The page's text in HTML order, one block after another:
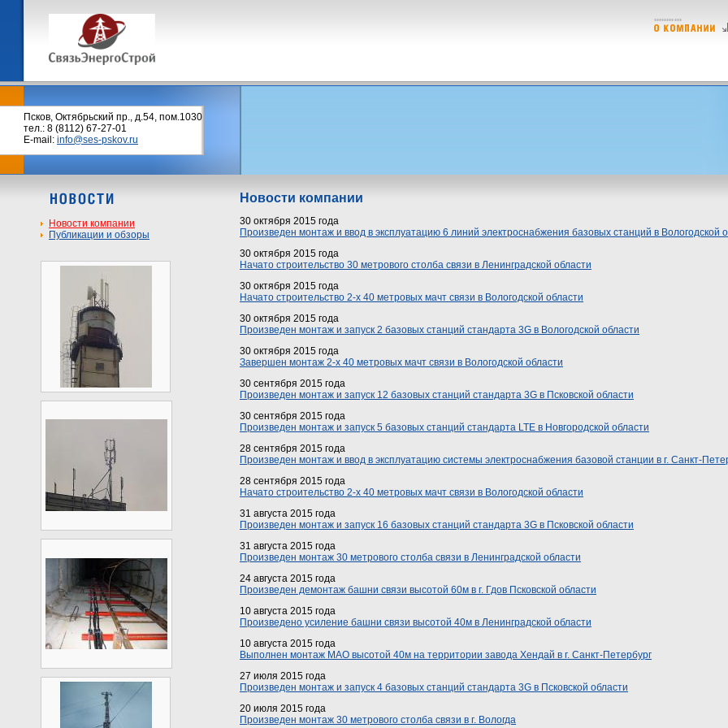
Псков, Октябрьский пр., д.54, пом.1030
тел.: 8 (8112) 67-27-01
E-mail: info@ses-pskov.ru
Новости компании
Публикации и обзоры
Новости компании
30 октября 2015 года
Произведен монтаж и ввод в эксплуатацию 6 линий электроснабжения базовых станций в Вологодской
30 октября 2015 года
Начато строительство 30 метрового столба связи в Ленинградской области
30 октября 2015 года
Начато строительство 2-х 40 метровых мачт связи в Вологодской области
30 октября 2015 года
Произведен монтаж и запуск 2 базовых станций стандарта 3G в Вологодской области
30 октября 2015 года
Завершен монтаж 2-х 40 метровых мачт связи в Вологодской области
30 сентября 2015 года
Произведен монтаж и запуск 12 базовых станций стандарта 3G в Псковской области
30 сентября 2015 года
Произведен монтаж и запуск 5 базовых станций стандарта LTE в Новгородской области
28 сентября 2015 года
Произведен монтаж и ввод в эксплуатацию системы электроснабжения базовой станции в г. Санкт-
28 сентября 2015 года
Начато строительство 2-х 40 метровых мачт связи в Вологодской области
31 августа 2015 года
Произведен монтаж и запуск 16 базовых станций стандарта 3G в Псковской области
31 августа 2015 года
Произведен монтаж 30 метрового столба связи в Ленинградской области
24 августа 2015 года
Произведен демонтаж башни связи высотой 60м в г. Гдов Псковской области
10 августа 2015 года
Произведено усиление башни связи высотой 40м в Ленинградской области
10 августа 2015 года
Выполнен монтаж МАО высотой 40м на территории завода Хендай в г. Санкт-Петербург
27 июля 2015 года
Произведен монтаж и запуск 4 базовых станций стандарта 3G в Псковской области
20 июля 2015 года
Произведен монтаж 30 метрового столба связи в г. Вологда